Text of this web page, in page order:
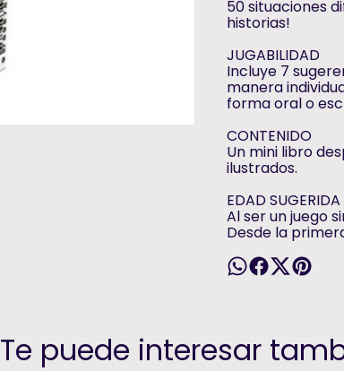
50 situaciones
historias!
JUGABILIDAD
Incluye 7
manera
forma oral o
CONTENIDO
Un mini libro
ilustrados.
EDAD SUGERIDA
Al ser un juego
Desde la
Te puede interesar